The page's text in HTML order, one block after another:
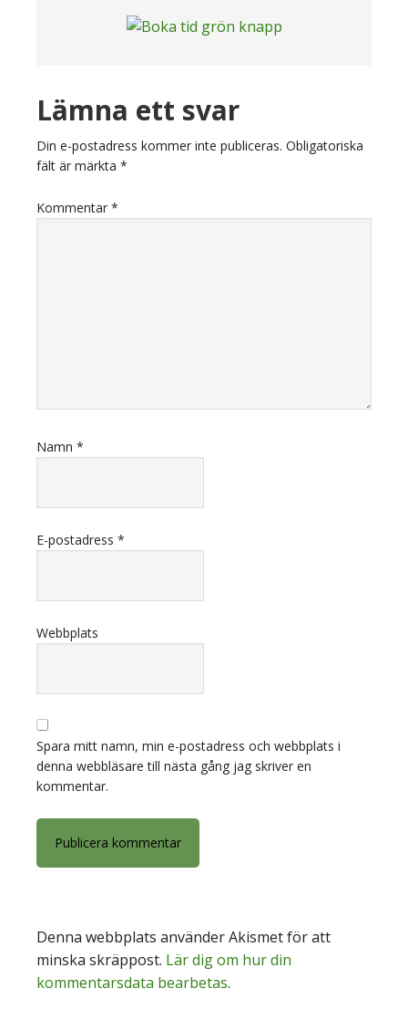
Läsarkommentarer
Lämna ett svar
Din e-postadress kommer inte publiceras. Obligatoriska
fält är märkta *
Kommentar *
Namn *
E-postadress *
Webbplats
Spara mitt namn, min e-postadress och webbplats i
denna webbläsare till nästa gång jag skriver en
kommentar.
Denna webbplats använder Akismet för att
minska skräppost. Lär dig om hur din
kommentarsdata bearbetas.